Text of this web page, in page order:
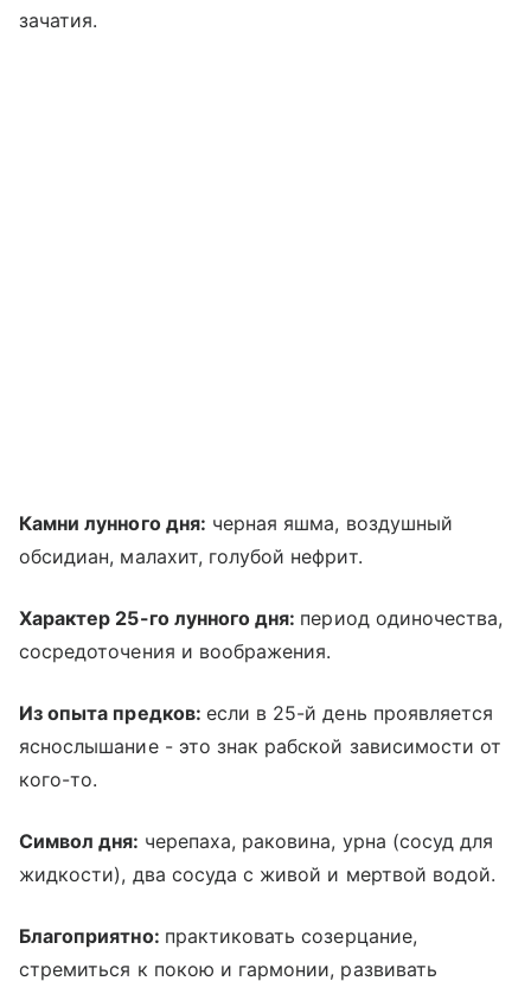
зачатия.
Камни лунного дня: черная яшма, воздушный
обсидиан, малахит, голубой нефрит.
Характер 25-го лунного дня: период одиночества,
сосредоточения и воображения.
Из опыта предков: если в 25-й день проявляется
яснослышание - это знак рабской зависимости от
кого-то.
Символ дня: черепаха, раковина, урна (сосуд для
жидкости), два сосуда с живой и мертвой водой.
Благоприятно: практиковать созерцание,
стремиться к покою и гармонии, развивать